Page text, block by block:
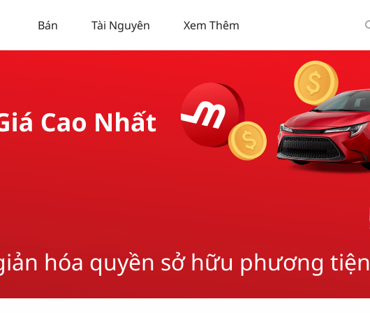
Bán Tài Nguyên Xem Thêm
hóa quyền sở hữu phương tiện